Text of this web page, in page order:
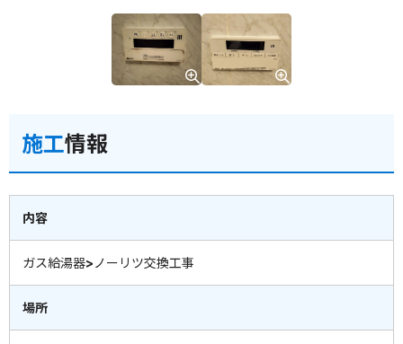
施工情報
内容
ガス給湯器>ノーリツ交換工事
場所